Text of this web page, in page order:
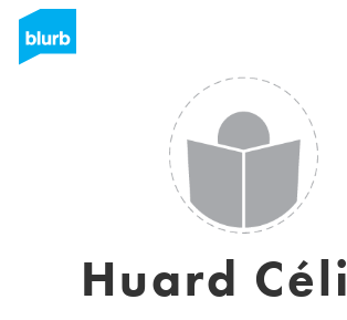
Huard